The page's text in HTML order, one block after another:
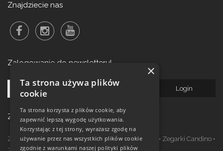
Znajdziecie nas
Zalogowanie do newsletteru!
Zegarki w ofercie
Zegarki Festina•Zegarki Kronaby•Zegarki Jaguar • Zegarki Candino •
×
Ta strona używa plików
cookie
Ta strona korzysta z plików cookie, aby
zapewnić lepszą wygodę użytkowania.
Korzystając z tej strony, wyrażasz zgodę na
używanie przez nas wszystkich plików cookie
zgodnie z warunkami naszej polityki plików